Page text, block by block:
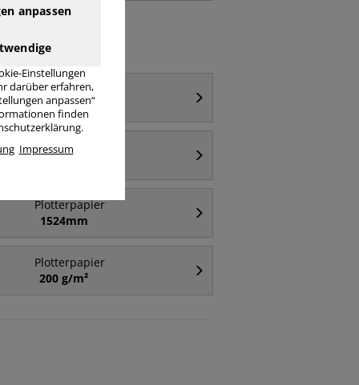
Plotterpapier
297mm
Plotterpapier
Plotterpapier
1524mm
Plotterpapier
200 g/m²
anpassen
Einstellungen
darüber erfahren,
anpassen“
finden
Impressum